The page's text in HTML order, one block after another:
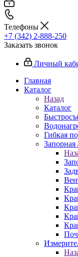
Телефоны
+7 (342) 2-888-250
Заказать звонок
Личный
Главная
Каталог
Назад
Каталог
Гибкая
Запорная